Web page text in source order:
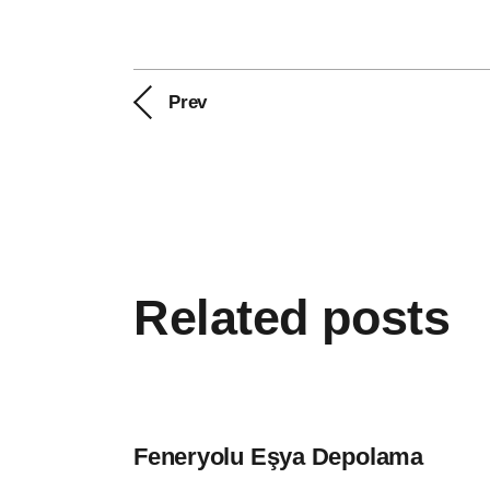
Prev
Related posts
Feneryolu Eşya Depolama